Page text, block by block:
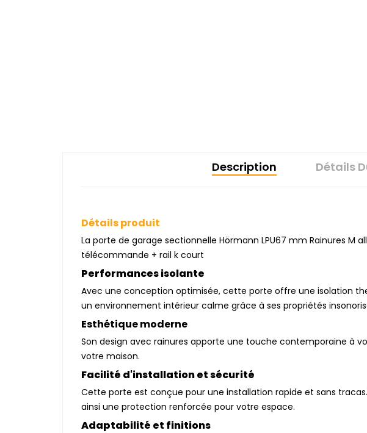
Description Détails
Détails produit
La porte de garage sectionnelle Hörmann LPU67 mm Rainures
télécommande + rail k court
Performances isolante
Avec une conception optimisée, cette porte offre une isolation
un environnement intérieur calme grâce à ses propriétés
Esthétique moderne
Son design avec rainures apporte une touche contemporaine à
votre maison.
Facilité d'installation et sécurité
Cette porte est conçue pour une installation rapide et sans
ainsi une protection renforcée pour votre espace.
Adaptabilité et finitions